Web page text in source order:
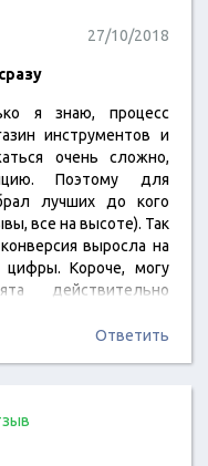
27/10/2018
я знаю, процесс
инструментов и
очень сложно,
Поэтому для
лучших до кого
все на высоте). Так
выросла на
Короче, могу
действительно
Ответить